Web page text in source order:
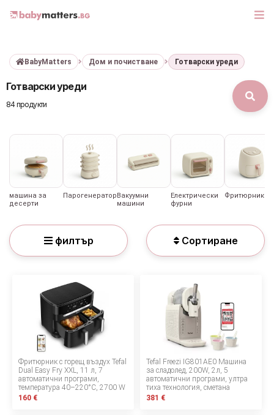
МАРКИ
КОРИ ЗА АВТОМОБИЛИ
РАЗХОДКА
БЕБЕТА МАРСПУЛАЛИ
ДЕТСКИ МАНИВЕЛИ
ДЕТСКИ СУИНГЕР
МОНИТОРИ ЗА БЕБЕТА
ХРАНЕНЕ И РАЗНООБРАЗЯВАНЕ
BabyMatters Дом и почистване Готварски уреди
Готварски уреди
84 продукти
машина за
десерти
ПарогенераториВакуумни
машини
Електрически
фурни
Фритюрник
филтър Сортиране
Фритюрник с горещ въздух Tefal
Dual Easy Fry XXL, 11 л, 7
автоматични програми,
температура 40–220°C, 2700 W
160 €
Tefal Freezi IG801AE0 Машина
за сладолед, 200W, 2л, 5
автоматични програми, ултра
тиха технология, сметана
381 €